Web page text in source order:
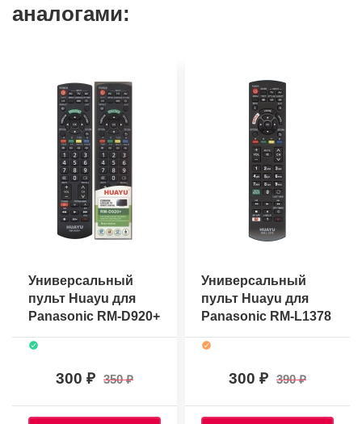
аналогами:
Универсальный
пульт Huayu для
Panasonic RM-D920+
300 350
Универсальный
пульт Huayu для
Panasonic RM-L1378
300 390